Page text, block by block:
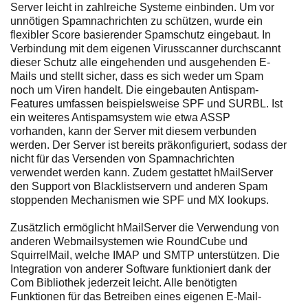
Server leicht in zahlreiche Systeme einbinden. Um vor
unnötigen Spamnachrichten zu schützen, wurde ein
flexibler Score basierender Spamschutz eingebaut. In
Verbindung mit dem eigenen Virusscanner durchscannt
dieser Schutz alle eingehenden und ausgehenden E-
Mails und stellt sicher, dass es sich weder um Spam
noch um Viren handelt. Die eingebauten Antispam-
Features umfassen beispielsweise SPF und SURBL. Ist
ein weiteres Antispamsystem wie etwa ASSP
vorhanden, kann der Server mit diesem verbunden
werden. Der Server ist bereits präkonfiguriert, sodass der
nicht für das Versenden von Spamnachrichten
verwendet werden kann. Zudem gestattet hMailServer
den Support von Blacklistservern und anderen Spam
stoppenden Mechanismen wie SPF und MX lookups.
Zusätzlich ermöglicht hMailServer die Verwendung von
anderen Webmailsystemen wie RoundCube und
SquirrelMail, welche IMAP und SMTP unterstützen. Die
Integration von anderer Software funktioniert dank der
Com Bibliothek jederzeit leicht. Alle benötigten
Funktionen für das Betreiben eines eigenen E-Mail-